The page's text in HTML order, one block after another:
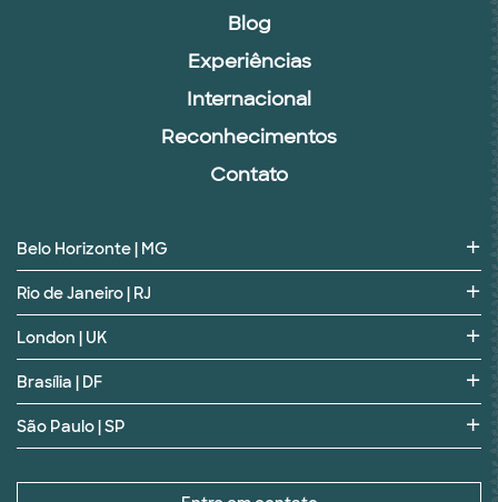
Blog
Experiências
Internacional
Reconhecimentos
Contato
Belo Horizonte | MG
Rio de Janeiro | RJ
London | UK
Brasília | DF
São Paulo | SP